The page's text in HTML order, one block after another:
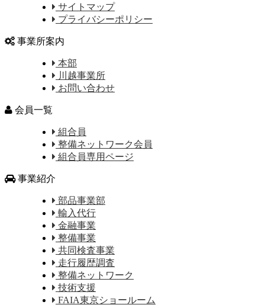
サイトマップ
プライバシーポリシー
事業所案内
本部
川越事業所
お問い合わせ
会員一覧
組合員
整備ネットワーク会員
組合員専用ページ
事業紹介
部品事業部
輸入代行
金融事業
整備事業
共同検査事業
走行履歴調査
整備ネットワーク
技術支援
FAIA東京ショールーム